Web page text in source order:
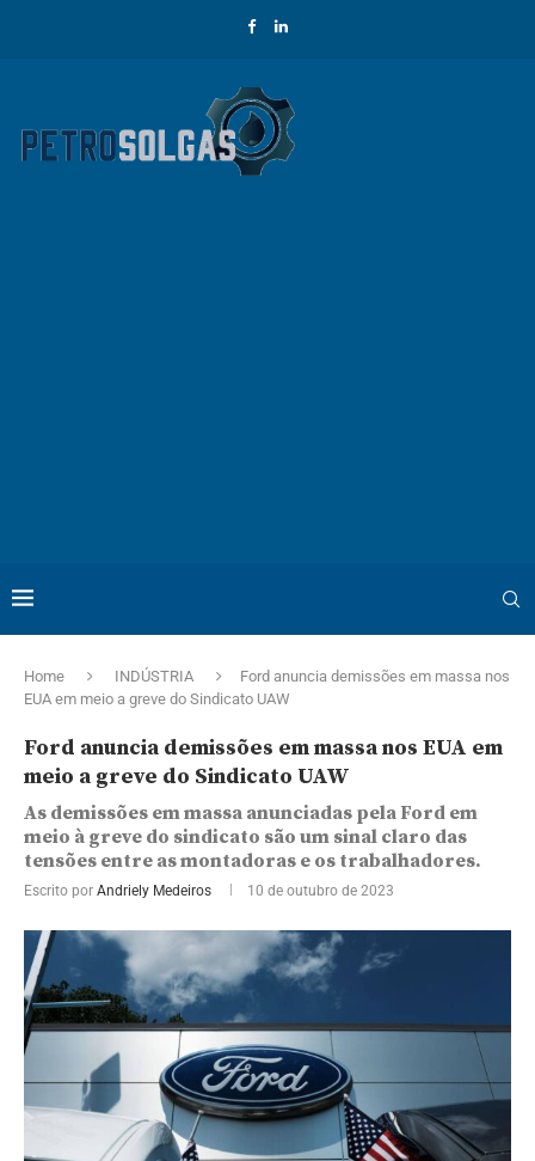
Home INDÚSTRIA
Ford anuncia demissões em massa nos
EUA em meio a greve do Sindicato UAW
Ford anuncia demissões em massa nos EUA em
meio a greve do Sindicato UAW
As demissões em massa anunciadas pela Ford em
meio à greve do sindicato são um sinal claro das
tensões entre as montadoras e os trabalhadores.
Escrito por Andriely Medeiros 10 de outubro de 2023